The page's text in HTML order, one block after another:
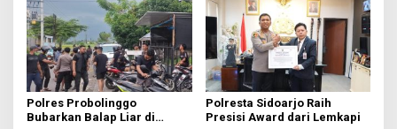
Polres Probolinggo
Bubarkan Balap Liar di
Polresta Sidoarjo Raih
Presisi Award dari Lemkapi